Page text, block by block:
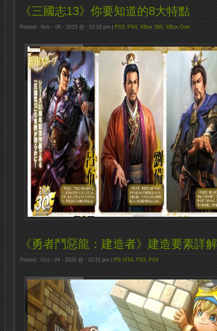
《三國志13》你要知道的8大特點
Posted : Nov - 06 - 2015 @ : 10:18 pm | PS3 PS4 XBox 360 XBox One
《勇者鬥惡龍：建造者》建造要素詳解
Posted : Oct - 04 - 2015 @ : 10:31 pm | PS VITA PS3 PS4